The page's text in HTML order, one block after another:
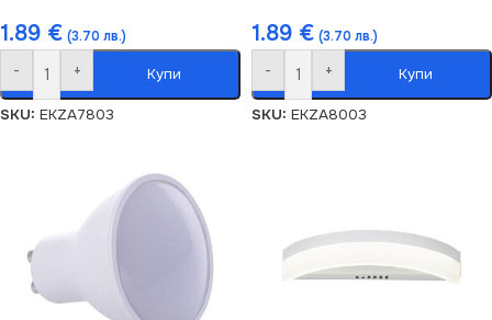
1.89 € (3.70 лв.)
- + Купи
SKU: EKZA7803
1.89 € (3.70 лв.)
- + Купи
SKU: EKZA8003